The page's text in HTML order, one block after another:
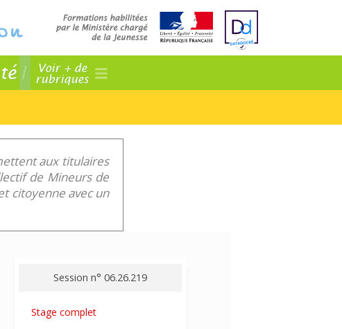
Voir + de
rubriques
aux titulaires
de Mineurs de
citoyenne avec un
Session n° 06.26.219
Stage complet